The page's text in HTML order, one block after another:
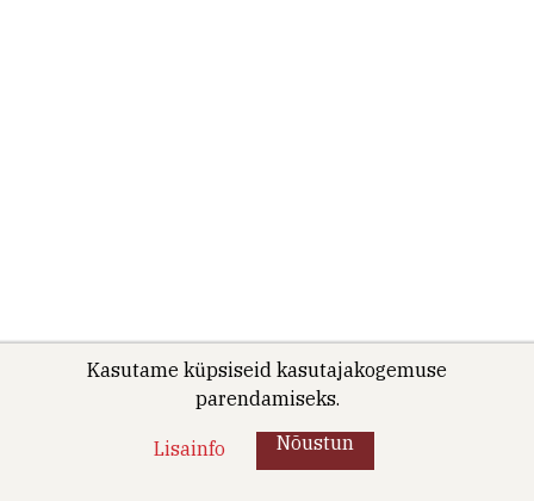
Kasutame küpsiseid kasutajakogemuse
parendamiseks.
Lisainfo Nõustun